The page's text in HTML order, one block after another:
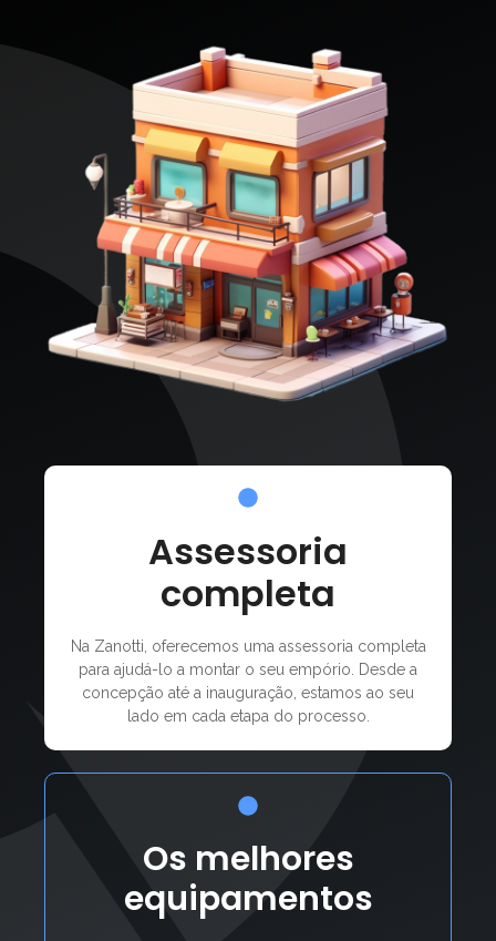
Assessoria
completa
Na Zanotti, oferecemos uma assessoria completa
para ajudá-lo a montar o seu empório. Desde a
concepção até a inauguração, estamos ao seu
lado em cada etapa do processo.
Os melhores
equipamentos